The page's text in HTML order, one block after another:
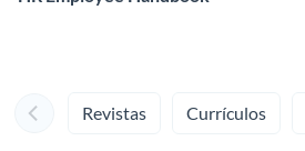
Revistas Currículos